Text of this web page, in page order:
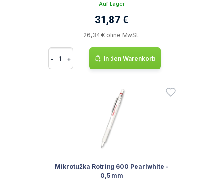
Auf Lager
31,87 €
26,34 € ohne MwSt.
- + In den Warenkorb
Mikrotužka Rotring 600 Pearlwhite -
0,5 mm